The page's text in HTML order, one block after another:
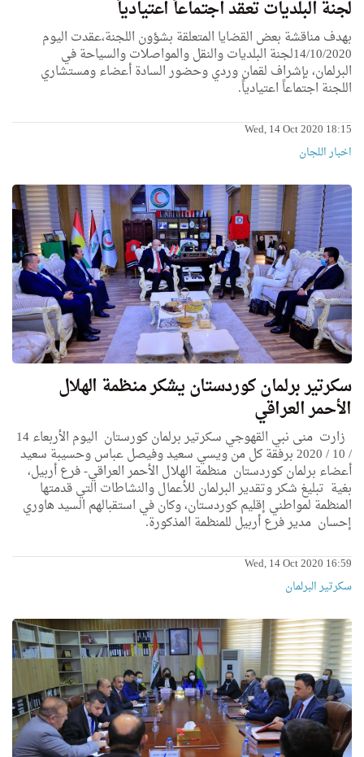
لجنة البلديات تعقد اجتماعاً اعتيادياً
بهدف مناقشة بعض القضايا المتعلقة بشؤون اللجنة،عقدت اليوم
14/10/2020لجنة البلديات والنقل والمواصلات والسياحة في
البرلمان،بإشراف لقمان وردي وحضور السادةأعضاءومستشاري
اللجنة اجتماعاً اعتيادياً.
Wed, 14 Oct 2020 18:15
اخبار اللجان
سكرتير برلمان كوردستان يشكر منظمة الهلال
الأحمر العراقي
زارت منى نبي القهوجي سكرتير برلمان كورستان اليوم الأربعاء 14
/ 10 / 2020 برفقة كل من ويسي سعيد وفيصل عباس وحسيبة سعيد
أعضاء برلمان كوردستان منظمة الهلال الأحمر العراقي- فرع أربيل،
بغية تبليغ شكر وتقدير البرلمان للأعمال والنشاطات التي قدمتها
المنظمة لمواطني إقليم كوردستان، وكان في استقبالهم السيد هاوري
إحسان مدير فرع أربيل للمنظمة المذكورة.
Wed, 14 Oct 2020 16:59
سكرتیر البرلمان